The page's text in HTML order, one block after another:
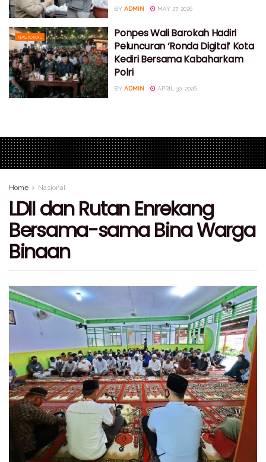
BY ADMIN MAY 27, 2026
NASIONAL
Ponpes Wali Barokah Hadiri
Peluncuran ‘Ronda Digital’ Kota
Kediri Bersama Kabaharkam
Polri
BY ADMIN APRIL 30, 2026
Home Nasional
LDII dan Rutan Enrekang
Bersama-sama Bina Warga
Binaan